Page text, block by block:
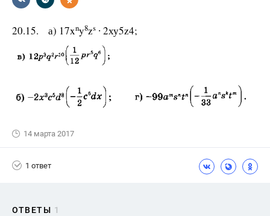
20.15. а) 17xny8zs ∙ 2ху5z4;
14 марта 2017
1 ответ
ОТВЕТЫ 1